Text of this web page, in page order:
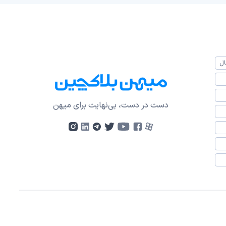
دست در دست، بی‌نهایت برای میهن